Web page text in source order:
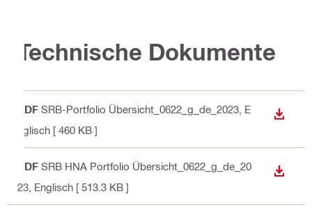
Technische Dokumente
PDF SRB-Portfolio Übersicht_0622_g_de_2023 , E
nglisch [ 460 KB ]
PDF SRB HNA Portfolio Übersicht_0622_g_de_20
23 , Englisch [ 513.3 KB ]